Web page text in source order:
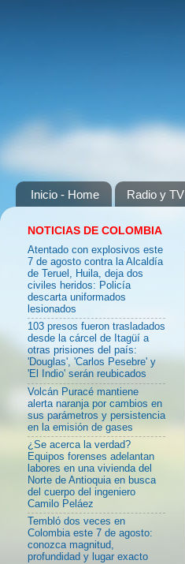
Inicio - Home Radio y TV
NOTICIAS DE COLOMBIA
Atentado con explosivos este
7 de agosto contra la Alcaldía
de Teruel, Huila, deja dos
civiles heridos: Policía
descarta uniformados
lesionados
103 presos fueron trasladados
desde la cárcel de Itagüí a
otras prisiones del país:
'Douglas', 'Carlos Pesebre' y
'El Indio' serán reubicados
Volcán Puracé mantiene
alerta naranja por cambios en
sus parámetros y persistencia
en la emisión de gases
¿Se acerca la verdad?
Equipos forenses adelantan
labores en una vivienda del
Norte de Antioquia en busca
del cuerpo del ingeniero
Camilo Peláez
Tembló dos veces en
Colombia este 7 de agosto:
conozca magnitud,
profundidad y lugar exacto